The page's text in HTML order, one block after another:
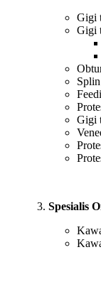
Gigi
Gigi
Splin
Gigi
Spesialis